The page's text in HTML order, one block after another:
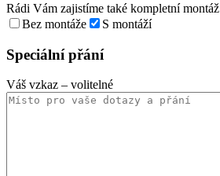
Rádi Vám zajistíme také kompletní montáž
Bez montáže
S montáží
Speciální přání
Váš vzkaz – volitelné